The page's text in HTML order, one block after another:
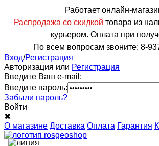
Работает онлайн-
Распродажа со скидкой товара из
курьером. Оплата при
По всем вопросам звоните: 8-
Вход/Регистрация
Авторизация или Регистрация
Введите Ваш e-mail:
Введите пароль:
Забыли пароль?
Войти
✖
О магазине Доставка Оплата Гарантия